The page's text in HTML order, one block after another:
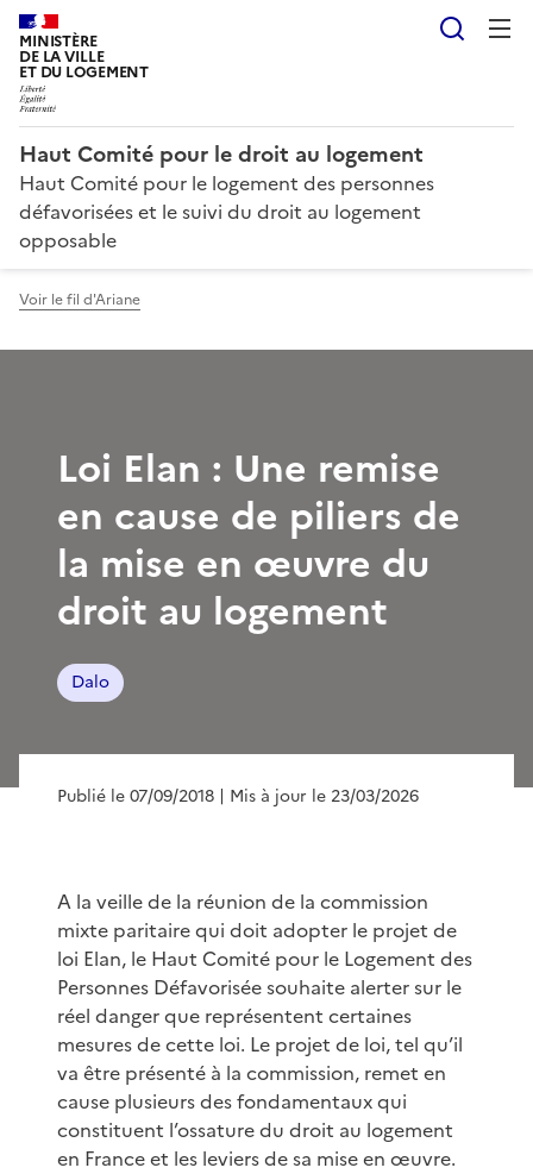
MINISTÈRE
DE LA VILLE
ET DU LOGEMENT
Haut Comité pour le droit au logement
Haut Comité pour le logement des personnes
défavorisées et le suivi du droit au logement
opposable
Voir le fil d'Ariane
Loi Elan : Une remise
en cause de piliers de
la mise en œuvre du
droit au logement
Dalo
Publié le 07/09/2018 | Mis à jour le 23/03/2026
A la veille de la réunion de la commission
mixte paritaire qui doit adopter le projet de
loi Elan, le Haut Comité pour le Logement des
Personnes Défavorisée souhaite alerter sur le
réel danger que représentent certaines
mesures de cette loi. Le projet de loi, tel qu’il
va être présenté à la commission, remet en
cause plusieurs des fondamentaux qui
constituent l’ossature du droit au logement
en France et les leviers de sa mise en œuvre.